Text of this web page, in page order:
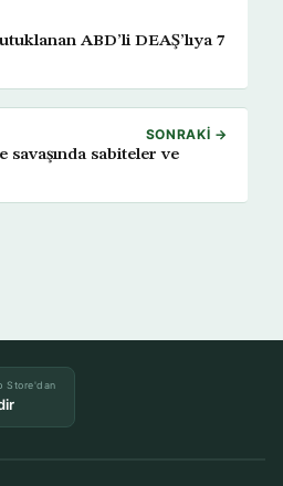
ABD’li DEAŞ’lıya 7
SONRAKI →
sabiteler ve
Store'dan